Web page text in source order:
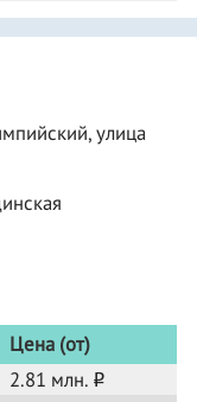
улица
Цена (от)
2.81 млн. o